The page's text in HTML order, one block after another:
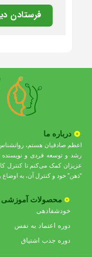
درباره ما
اعظم صادقیان هستم،
رشد و توسعه فردی و نویسنده
عزیزان کمک می‌کنم تا کنترل
“ذهن” خود و کنترل آن، به
محصولات آموزشی
خودشفادهی
دوره اعتماد به نفس
دوره جذب اشتیاق